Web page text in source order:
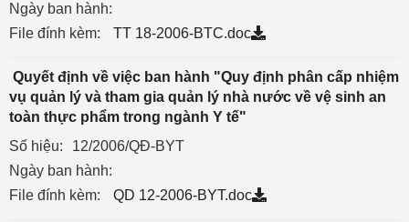
Ngày ban hành:
File đính kèm:
TT 18-2006-BTC.doc
Quyết định về việc ban hành "Quy định phân cấp nhiệm
vụ quản lý và tham gia quản lý nhà nước về vệ sinh an
toàn thực phẩm trong ngành Y tế"
Số hiệu:
12/2006/QĐ-BYT
Ngày ban hành:
File đính kèm:
QD 12-2006-BYT.doc